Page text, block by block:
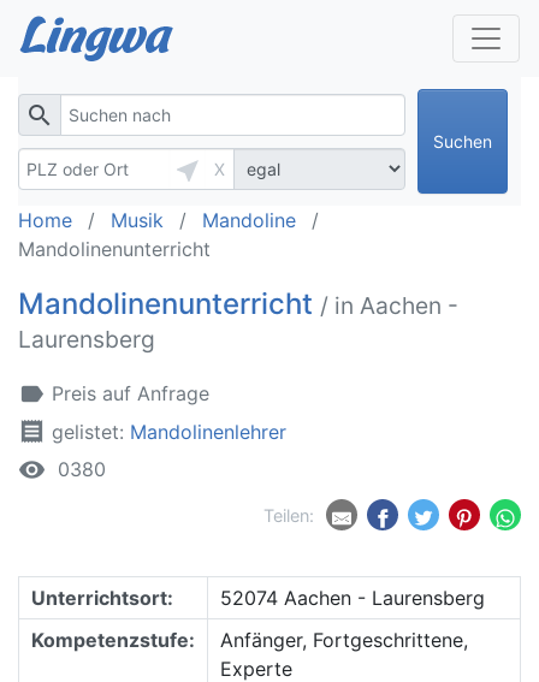
search
near_me
X
Suchen
Home Musik
Mandoline
Mandolinenunterricht
Mandolinenunterricht / in Aachen -
Laurensberg
label Preis auf Anfrage
receipt gelistet: Mandolinenlehrer
remove_red_eye 0380
Teilen:
Unterrichtsort:
52074 Aachen - Laurensberg
Kompetenzstufe:
Anfänger, Fortgeschrittene,
Experte